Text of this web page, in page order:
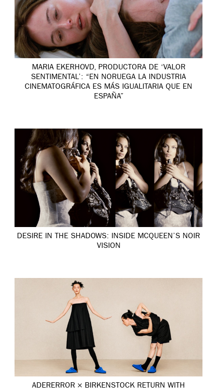
MARIA EKERHOVD, PRODUCTORA DE ‘VALOR
SENTIMENTAL’: “EN NORUEGA LA INDUSTRIA
CINEMATOGRÁFICA ES MÁS IGUALITARIA QUE EN
ESPAÑA”
DESIRE IN THE SHADOWS: INSIDE MCQUEEN’S NOIR
VISION
ADERERROR × BIRKENSTOCK RETURN WITH